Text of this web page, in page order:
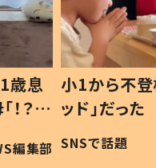
歳息
？」
編集部
小1から不登
ッド」だっ
作り続ける
#令和の子
SNSで話題